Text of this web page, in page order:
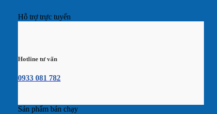
Hỗ trợ trực tuyến
Hotline tư vấn
0933 081 782
Sản phẩm bán chạy